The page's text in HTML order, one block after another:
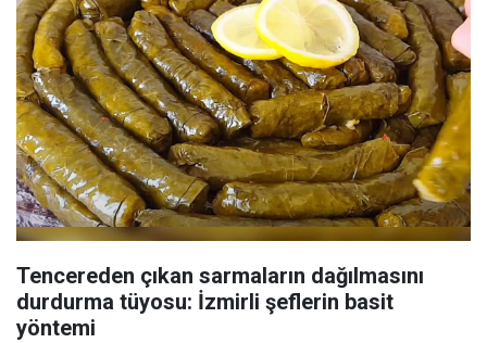
Tencereden çıkan sarmaların dağılmasını
durdurma tüyosu: İzmirli şeflerin basit
yöntemi